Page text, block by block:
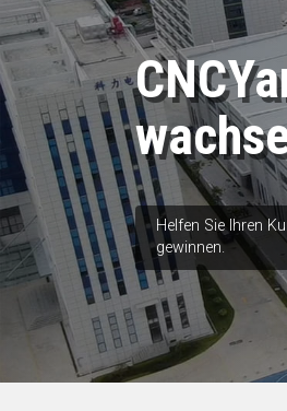
Helfen Sie Ihren
gewinnen.